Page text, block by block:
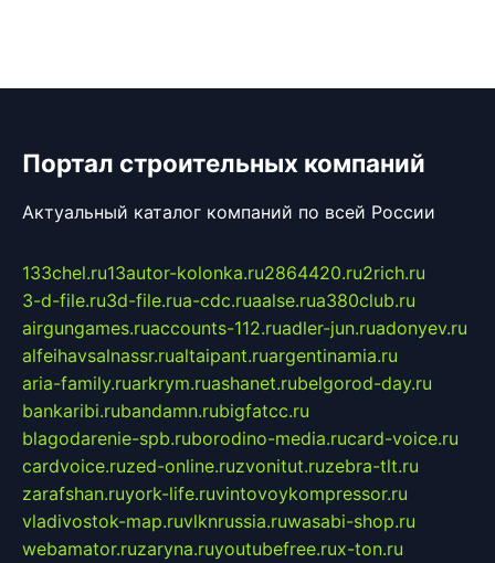
Портал строительных компаний
Актуальный каталог компаний по всей России
133chel.ru13autor-kolonka.ru2864420.ru2rich.ru
3-d-file.ru3d-file.rua-cdc.ruaalse.rua380club.ru
airgungames.ruaccounts-112.ruadler-jun.ruadonyev.ru
alfeihavsalnassr.rualtaipant.ruargentinamia.ru
aria-family.ruarkrym.ruashanet.rubelgorod-day.ru
bankaribi.rubandamn.rubigfatcc.ru
blagodarenie-spb.ruborodino-media.rucard-voice.ru
cardvoice.ruzed-online.ruzvonitut.ruzebra-tlt.ru
zarafshan.ruyork-life.ruvintovoykompressor.ru
vladivostok-map.ruvlknrussia.ruwasabi-shop.ru
webamator.ruzaryna.ruyoutubefree.rux-ton.ru